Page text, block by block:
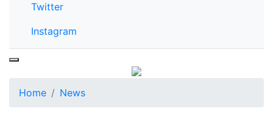
Twitter
Instagram
Home News